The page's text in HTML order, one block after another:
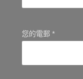
您的電郵 *